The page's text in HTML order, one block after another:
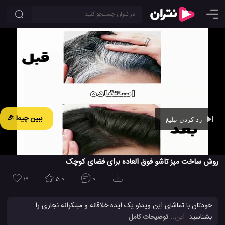
ببین چیه! 🎉
روش ساخت میز تاشو فوق العاده برای فضای کوچک
3 5.0 0
خودتان با تماشای این ویدئو یک ایده خلاقانه و مبتکرانه نجاری را
بشناسید. این یک ایده بی نظیر و عالی برای ساخت یک میز چوبی تاشو
... توضیحات کامل